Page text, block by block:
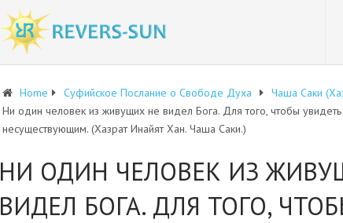
Home Суфийское Послание о Свободе Духа
Чаша Саки
Ни один человек из живущих не видел Бога. Для того, чтобы
несуществующим. (Хазрат Инайят Хан. Чаша Саки.)
НИ ОДИН ЧЕЛОВЕК ИЗ
ВИДЕЛ БОГА. ДЛЯ ТОГО,